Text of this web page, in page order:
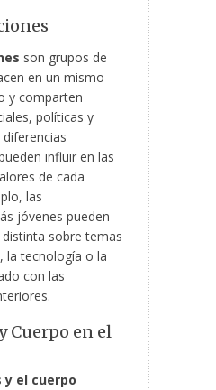
son grupos de
en un mismo
y comparten
políticas y
influir en las
de cada
las
jóvenes pueden
sobre temas
la tecnología o la
con las
Cuerpo en el
y el cuerpo